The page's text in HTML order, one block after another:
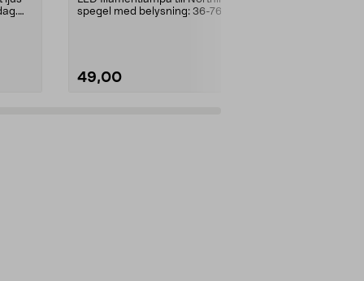
spegel med belysning: 36-7653,
49,00